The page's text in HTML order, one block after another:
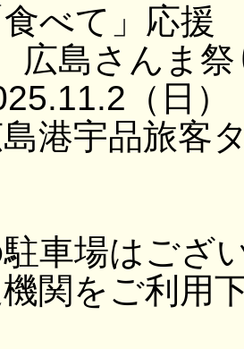
べて」応援
広島さんま祭
（日
港宇品旅客
車場はござ
関をご利用